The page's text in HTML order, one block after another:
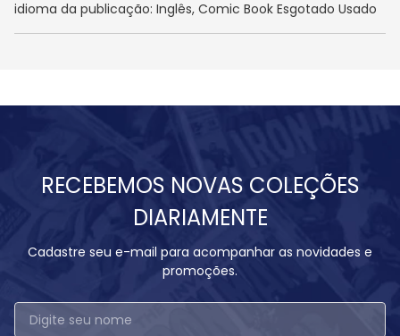
idioma da publicação: Inglês, Comic Book Esgotado Usado
RECEBEMOS NOVAS COLEÇÕES
DIARIAMENTE
Cadastre seu e-mail para acompanhar as novidades e
promoções.